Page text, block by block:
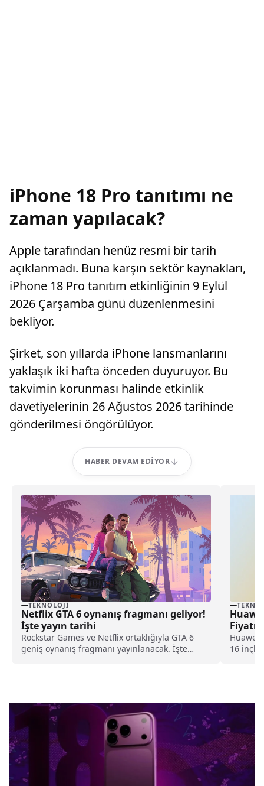
iPhone 18 Pro tanıtımı ne
zaman yapılacak?
Apple tarafından henüz resmi bir tarih
açıklanmadı. Buna karşın sektör kaynakları,
iPhone 18 Pro tanıtım etkinliğinin 9 Eylül
2026 Çarşamba günü düzenlenmesini
bekliyor.
Şirket, son yıllarda iPhone lansmanlarını
yaklaşık iki hafta önceden duyuruyor. Bu
takvimin korunması halinde etkinlik
davetiyelerinin 26 Ağustos 2026 tarihinde
gönderilmesi öngörülüyor.
HABER DEVAM EDIYOR
TEKNOLOJI
Netflix GTA 6 oynanış fragmanı geliyor!
İşte yayın tarihi
Rockstar Games ve Netflix ortaklığıyla GTA 6
geniş oynanış fragmanı yayınlanacak. İşte
Fiyatı
Huawei
16